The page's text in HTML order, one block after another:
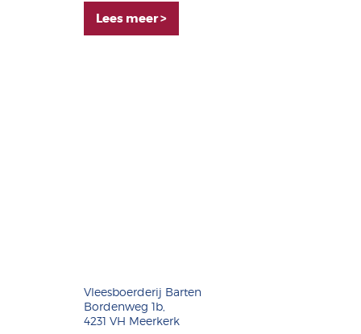
Lees meer >
Vleesboerderij Barten
Bordenweg 1b,
4231 VH Meerkerk